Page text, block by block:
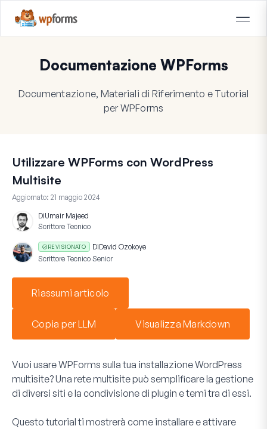
Documentazione WPForms
Documentazione, Materiali di Riferimento e Tutorial
per WPForms
Utilizzare WPForms con WordPress
Multisite
Aggiornato: 21 maggio 2024
DiUmair Majeed
Scrittore Tecnico
REVISIONATO DiDavid Ozokoye
Scrittore Tecnico Senior
Riassumi articolo
Copia per LLM Visualizza Markdown
Vuoi usare WPForms sulla tua installazione WordPress
multisite? Una rete multisite può semplificare la gestione
di diversi siti e la condivisione di plugin e temi tra di essi.
Questo tutorial ti mostrerà come installare e attivare